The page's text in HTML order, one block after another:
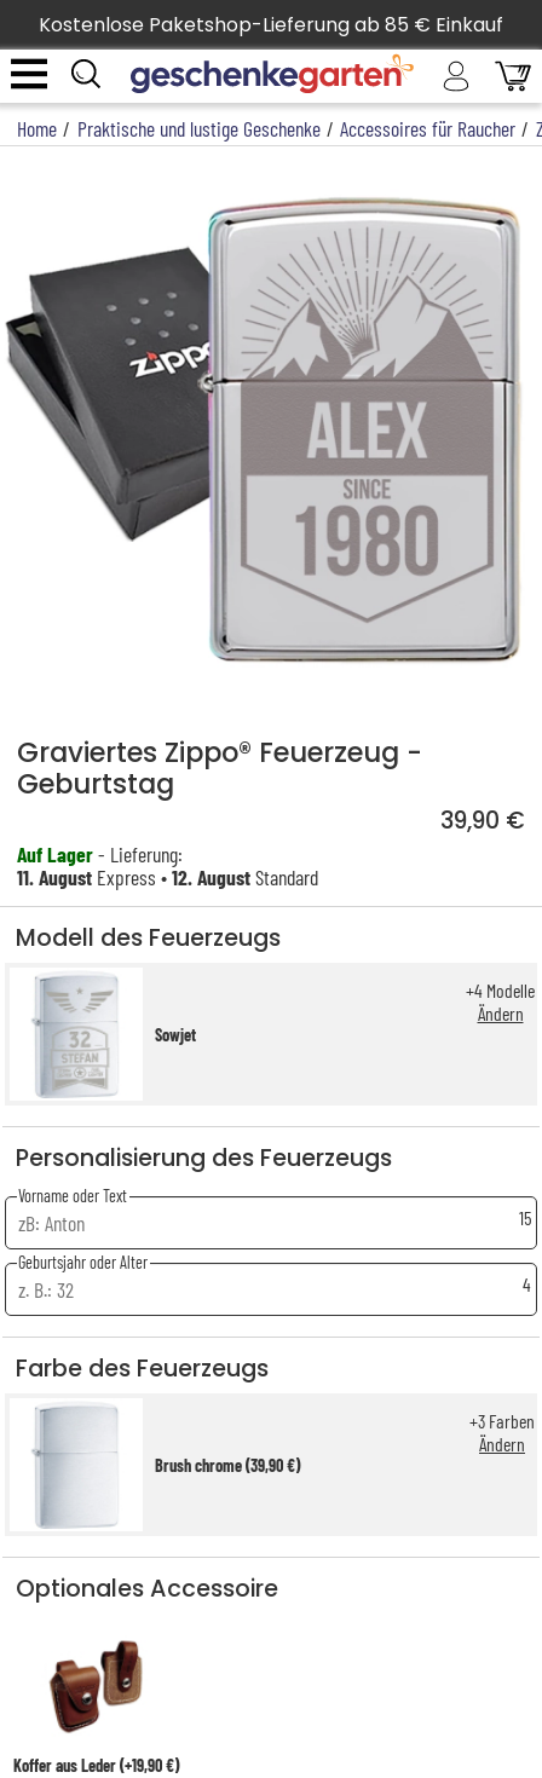
Kostenlose Paketshop-Lieferung ab 85 € Einkauf
Home / Praktische und lustige Geschenke / Accessoires für Raucher /
Graviertes Zippo® Feuerzeug -
Geburtstag
39,90 €
Auf Lager- Lieferung:
11. August Express •12. AugustStandard
Modell des Feuerzeugs
Sowjet
+4 Modelle
Ändern
Personalisierung des Feuerzeugs
Vorname oder Text
15
Geburtsjahr oder Alter
4
Farbe des Feuerzeugs
Brush chrome (39,90 €)
+3 Farben
Ändern
Optionales Accessoire
Koffer aus Leder (+19,90 €)